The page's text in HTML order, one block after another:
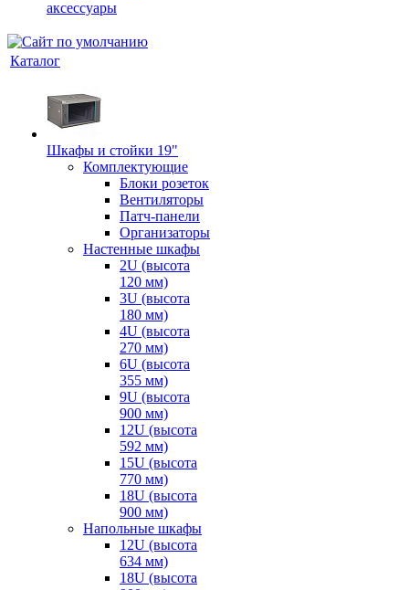
аксессуары
Каталог
Шкафы и стойки 19"
Комплектующие
Блоки розеток
Вентиляторы
Патч-панели
Организаторы
Настенные шкафы
2U (высота
120 мм)
3U (высота
180 мм)
4U (высота
270 мм)
6U (высота
355 мм)
9U (высота
900 мм)
12U (высота
592 мм)
15U (высота
770 мм)
18U (высота
900 мм)
Напольные шкафы
12U (высота
634 мм)
18U (высота